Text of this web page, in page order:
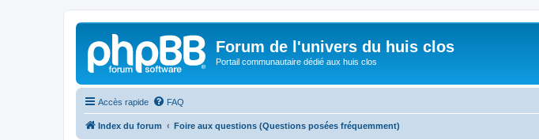
Forum de l'univers du huis clos
Portail communautaire dédié aux huis clos
Accès rapide FAQ
Index du forum Foire aux questions (Questions posées fréquemment)